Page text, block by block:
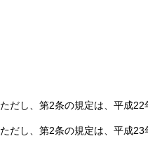
ただし、第2条の規定は、平成22
ただし、第2条の規定は、平成23